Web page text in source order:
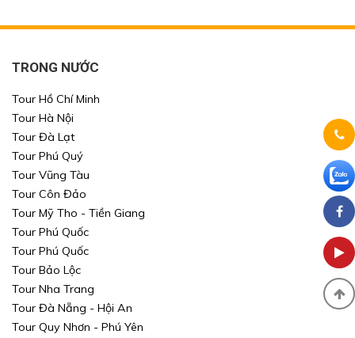
TRONG NƯỚC
Tour Hồ Chí Minh
Tour Hà Nội
Tour Đà Lạt
Tour Phú Quý
Tour Vũng Tàu
Tour Côn Đảo
Tour Mỹ Tho - Tiền Giang
Tour Phú Quốc
Tour Phú Quốc
Tour Bảo Lộc
Tour Nha Trang
Tour Đà Nẵng - Hội An
Tour Quy Nhơn - Phú Yên